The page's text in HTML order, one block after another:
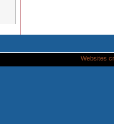
Websites